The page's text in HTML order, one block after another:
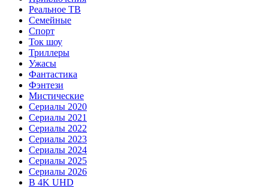
Реальное ТВ
Семейные
Спорт
Ток шоу
Триллеры
Ужасы
Фантастика
Фэнтези
Мистические
Сериалы 2020
Сериалы 2021
Сериалы 2022
Сериалы 2023
Сериалы 2024
Сериалы 2025
Сериалы 2026
В 4K UHD